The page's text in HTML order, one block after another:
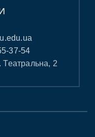
37-54
Театральна, 2